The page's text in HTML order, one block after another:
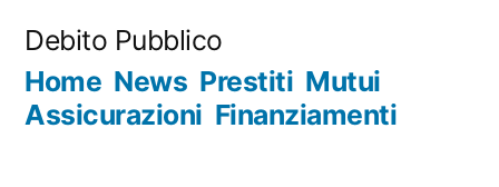
contenuto
Debito Pubblico
Home News Prestiti Mutui
Assicurazioni Finanziamenti